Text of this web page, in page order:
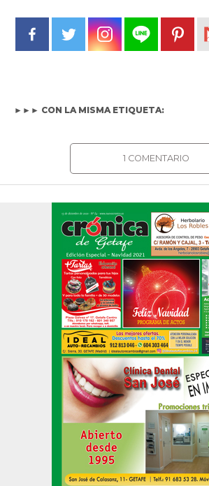
►►► CON LA MISMA ETIQUETA:
1 COMENTARIO